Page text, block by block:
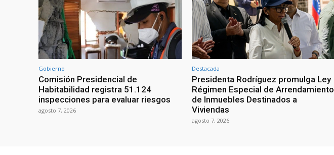
Gobierno
Comisión Presidencial de
Habitabilidad registra 51.124
inspecciones para evaluar riesgos
agosto 7, 2026
Destacada
Presidenta Rodríguez promulga Ley
Régimen Especial de Arrendamiento
de Inmuebles Destinados a
Viviendas
agosto 7, 2026